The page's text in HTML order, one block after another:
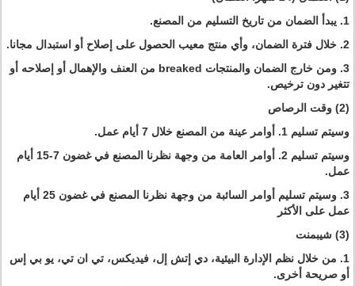
1. يبدأ الضمان من تاريخ التسليم من المصنع.
2. خلال فترة الضمان، وأي منتج معيب الحصول على إصلاح أو استبدال مجانا.
3. ومن خارج الضمان والمنتجات breaked من العنف والإهمال أو إصلاحه أو
تتغير دون ترخيص.
(2) وقت الرصاص
وسيتم تسليم 1. أوامر عينة من المصنع خلال 7 أيام عمل.
وسيتم تسليم 2. أوامر العامة من وجهة نظرنا المصنع في غضون 7-15 أيام
عمل.
3. وسيتم تسليم أوامر السائبة من وجهة نظرنا المصنع في غضون 25 أيام
عمل على الأكثر
(3) شيبمنت
1. من خلال نظم الإدارة البيئية، دي إتش إل، فيديكس، تي ان تي، يو بي إس
أو صريحة أخرى.